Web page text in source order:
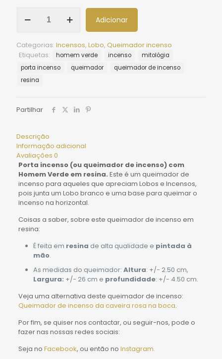
Adicionar
Categorias: Incensos, Lobo, Queimador incenso
Etiquetas:
homem verde incenso
mitológia
porta incenso
queimador
queimador de incenso
resina
Partilhar
Descrição
Informação adicional
Avaliações 0
Porta incenso (ou queimador de incenso) com
Homem Verde em resina. Este é um queimador de
incenso para aqueles que apreciam Lobos e Incensos,
pois junta um Lobo branco e uma base para queimar o
incenso na horizontal.
Coisas a saber, sobre este queimador de incenso em
resina:
É feita em resina de alta qualidade e pintada à
mão.
As medidas do queimador: Altura: +/- 2.50 cm,
Largura: +/- 26 cm e profundidade: +/- 4.50 cm.
Veja uma alternativa deste queimador de incenso:
Queimador de incenso da caveira rosa na boca.
Por fim, se quiser nos contactar, ou seguir-nos, pode o
fazer nas nossas redes sociais:
Seja no Facebook, ou então no Instagram.